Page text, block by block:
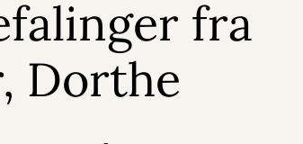
fra
Dorthe